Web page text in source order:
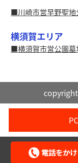
川崎市営早野聖地
横須賀エリア
横須賀市営公園墓